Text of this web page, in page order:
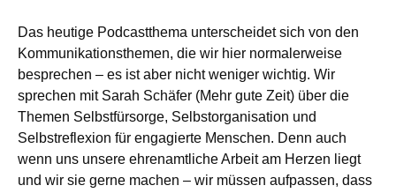
Das heutige Podcastthema unterscheidet sich von den
Kommunikationsthemen, die wir hier normalerweise
besprechen – es ist aber nicht weniger wichtig. Wir
sprechen mit Sarah Schäfer (Mehr gute Zeit) über die
Themen Selbstfürsorge, Selbstorganisation und
Selbstreflexion für engagierte Menschen. Denn auch
wenn uns unsere ehrenamtliche Arbeit am Herzen liegt
und wir sie gerne machen – wir müssen aufpassen, dass